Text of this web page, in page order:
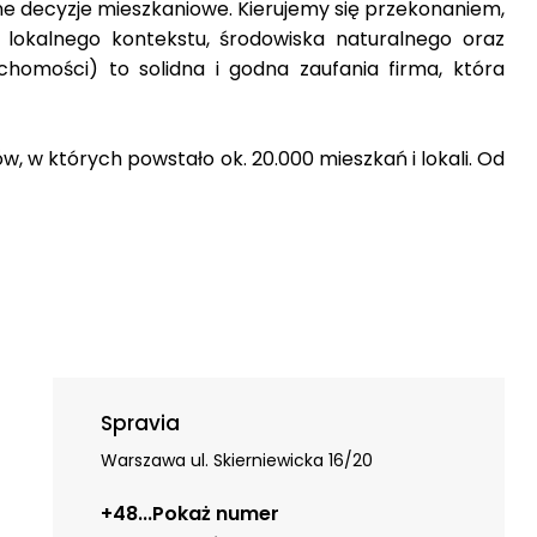
mieszkaniowe. Kierujemy się przekonaniem,
kontekstu, środowiska naturalnego oraz
to solidna i godna zaufania firma, która
w których powstało ok. 20.000 mieszkań i lokali. Od
Spravia
Warszawa ul. Skierniewicka 16/20
+48...Pokaż numer